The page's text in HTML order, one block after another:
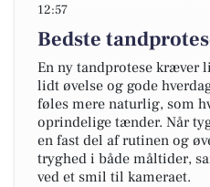
12:57
Bedste
En ny tandprotese
lidt øvelse og gode
føles mere naturlig, som
oprindelige tænder. Når
en fast del af rutinen og
tryghed i både måltider,
ved et smil til kameraet.